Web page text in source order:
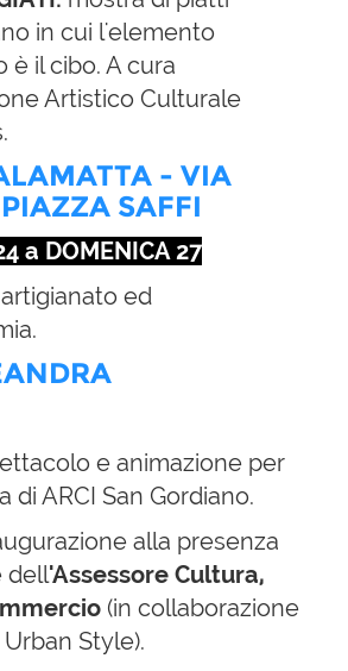
in cui l'elemento
è il cibo. A cura
Artistico Culturale
- VIA
SAFFI
a DOMENICA 27
ed
e animazione per
di ARCI San Gordiano.
alla presenza
dell'Assessore Cultura,
(in collaborazione
Style).